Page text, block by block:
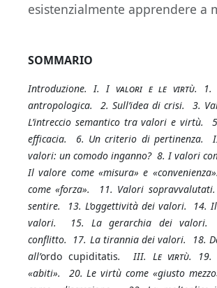
esistenzialmente apprendere a
SOMMARIO
Introduzione. I. I valori e le virtù. 1.
antropologica. 2. Sull’idea di crisi. 3.
L’intreccio semantico tra valori e virtù.
efficacia. 6. Un criterio di pertinenza.
valori: un comodo inganno? 8. I valori
Il valore come «misura» e
come «forza». 11. Valori
sentire. 13. L’oggettività dei valori. 14.
valori. 15. La gerarchia dei
conflitto. 17. La tirannia dei valori. 18.
all’ordo cupiditatis. III. Le virtù. 19.
«abiti». 20. Le virtù come «giusto